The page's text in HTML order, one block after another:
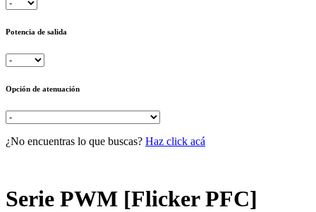
Potencia de salida
Opción de atenuación
¿No encuentras lo que buscas? Haz click acá
Serie PWM [Flicker PFC]